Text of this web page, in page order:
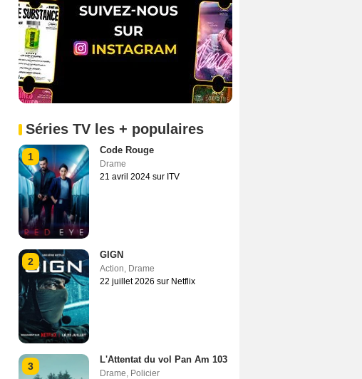
Séries TV les + populaires
1
Code Rouge
Drame
21 avril 2024 sur ITV
2
GIGN
Action, Drame
22 juillet 2026 sur Netflix
3
L'Attentat du vol Pan Am 103
Drame, Policier